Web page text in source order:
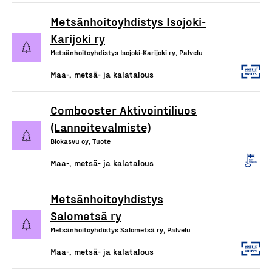
Metsänhoitoyhdistys Isojoki-
Karijoki ry
Metsänhoitoyhdistys Isojoki-Karijoki ry, Palvelu
Maa-, metsä- ja kalatalous
Combooster Aktivointiliuos
(Lannoitevalmiste)
Biokasvu oy, Tuote
Maa-, metsä- ja kalatalous
Metsänhoitoyhdistys
Salometsä ry
Metsänhoitoyhdistys Salometsä ry, Palvelu
Maa-, metsä- ja kalatalous